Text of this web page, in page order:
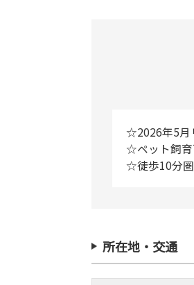
☆2026年5月
☆ペット飼育
☆徒歩10分圏
所在地・交通